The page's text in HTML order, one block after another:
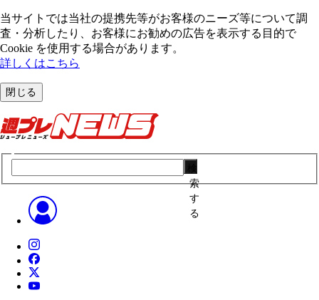
当サイトでは当社の提携先等がお客様のニーズ等について調
査・分析したり、お客様にお勧めの広告を表⽰する⽬的で
Cookie を使⽤する場合があります。
詳しくはこちら
閉じる
索
す
る